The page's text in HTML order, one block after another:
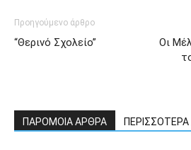
Προηγούμενο άρθρο
“Θερινό Σχολείο”
Οι
ΠΑΡΟΜΟΙΑ ΑΡΘΡΑ